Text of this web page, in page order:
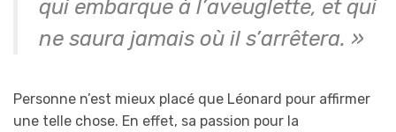
qui embarque à l’aveuglette, et qui
ne saura jamais où il s’arrêtera. »
Personne n’est mieux placé que Léonard pour affirmer
une telle chose. En effet, sa passion pour la